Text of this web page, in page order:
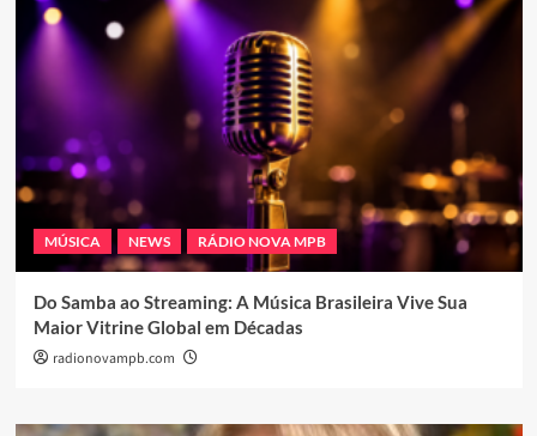
MÚSICA NEWS RÁDIO NOVA MPB
Do Samba ao Streaming: A Música Brasileira Vive Sua
Maior Vitrine Global em Décadas
radionovampb.com